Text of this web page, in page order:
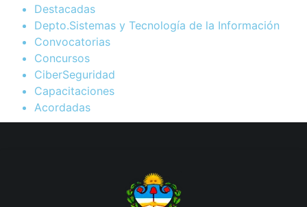
Destacadas
Depto.Sistemas y Tecnología de la Información
Convocatorias
Concursos
CiberSeguridad
Capacitaciones
Acordadas